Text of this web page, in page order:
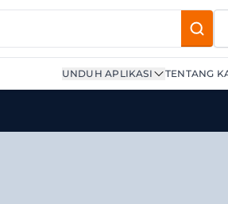
UNDUH APLIKASI TENTANG
Foil |